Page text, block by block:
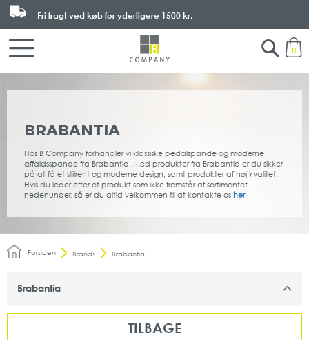
0
Fri fragt ved køb for yderligere 1500 kr.
Search
BRABANTIA
Hos B Company forhandler vi klassiske pedalspande og moderne
affaldsspande fra Brabantia. Med produkter fra Brabantia er du sikker
på at få et stilrent og moderne design, samt produkter af høj kvalitet.
Hvis du leder efter et produkt som ikke fremstår af sortimentet
nedenunder, så er du altid velkommen til at kontakte os her.
Forsiden Brands Brabantia
Brabantia
TILBAGE